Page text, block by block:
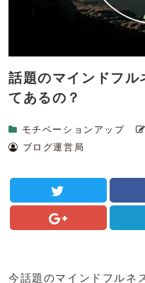
話題のマインドフル
てあるの？
モチベーションアップ
ブログ運営局
今話題のマインドフルネ